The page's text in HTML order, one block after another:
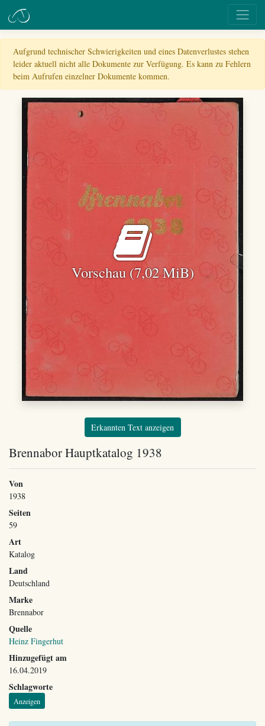
Aufgrund technischer Schwierigkeiten und eines Datenverlustes stehen
leider aktuell nicht alle Dokumente zur Verfügung. Es kann zu Fehlern
beim Aufrufen einzelner Dokumente kommen.
Vorschau (7,02 MiB)
Erkannten Text anzeigen
Brennabor Hauptkatalog 1938
Von
1938
Seiten
59
Art
Katalog
Land
Deutschland
Marke
Brennabor
Quelle
Heinz Fingerhut
Hinzugefügt am
16.04.2019
Schlagworte
Anzeigen